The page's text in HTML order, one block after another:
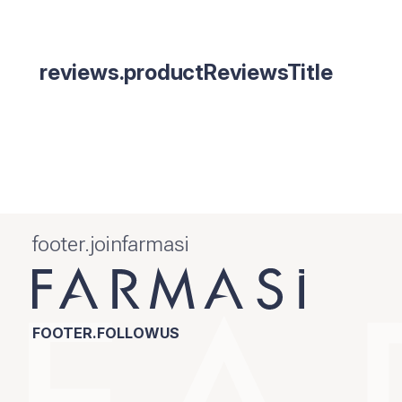
reviews.productReviewsTitle
footer.joinfarmasi
FOOTER.FOLLOWUS